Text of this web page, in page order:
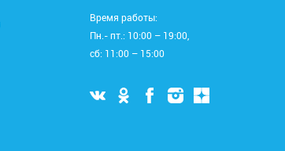
Время работы:
Пн.- пт.: 10:00 – 19:00,
сб: 11:00 – 15:00